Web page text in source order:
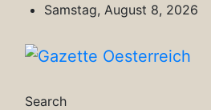
content
Samstag, August 8, 2026
Search